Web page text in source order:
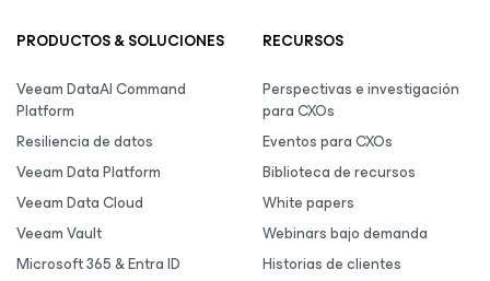
PRODUCTOS & SOLUCIONES
Veeam DataAI Command
Platform
Resiliencia de datos
Veeam Data Platform
Veeam Data Cloud
Veeam Vault
Microsoft 365 & Entra ID
RECURSOS
Perspectivas e investigación
para CXOs
Eventos para CXOs
Biblioteca de recursos
White papers
Webinars bajo demanda
Historias de clientes